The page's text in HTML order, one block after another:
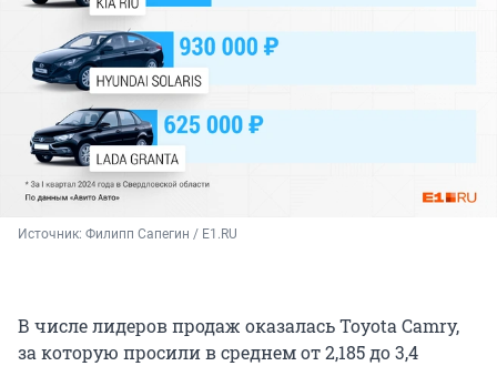
Источник: Филипп Сапегин / E1.RU
В числе лидеров продаж оказалась Toyota Camry,
за которую просили в среднем от 2,185 до 3,4